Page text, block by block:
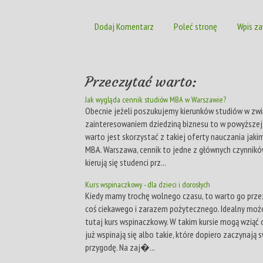
Dodaj Komentarz Poleć stronę Wpis
Przeczytać warto:
Jak wygląda cennik studiów MBA w Warszawie?
Obecnie jeżeli poszukujemy kierunków studiów w
zainteresowaniem dziedziną biznesu to w
warto jest skorzystać z takiej oferty nauczania
MBA. Warszawa, cennik to jedne z głównych
kierują się studenci prz...
Kurs wspinaczkowy - dla dzieci i dorosłych
Kiedy mamy trochę wolnego czasu, to warto go
coś ciekawego i zarazem pożytecznego. Idealny
tutaj kurs wspinaczkowy. W takim kursie mogą wziąć
już wspinają się albo takie, które dopiero zaczynają
przygodę. Na zaj�...